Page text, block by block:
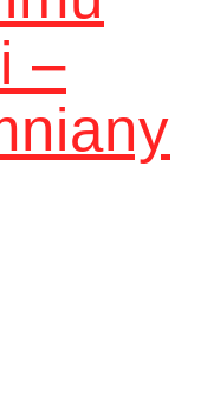
–